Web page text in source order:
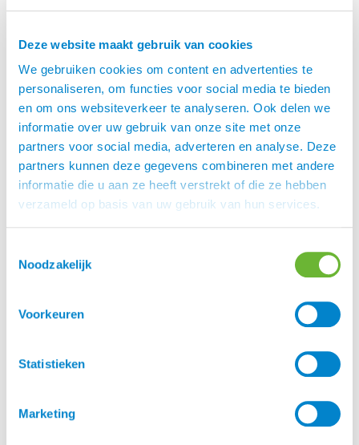
Deze website maakt gebruik van cookies
We gebruiken cookies om content en advertenties te
personaliseren, om functies voor social media te bieden
en om ons websiteverkeer te analyseren. Ook delen we
informatie over uw gebruik van onze site met onze
partners voor social media, adverteren en analyse. Deze
partners kunnen deze gegevens combineren met andere
informatie die u aan ze heeft verstrekt of die ze hebben
verzameld op basis van uw gebruik van hun services.
Noodzakelijk
Voorkeuren
Statistieken
Marketing
steeds minder een eczeemdeken op hoeft:
Ondersteuning met Happy Belly Solid voor een gezonde
[…]
De beste muggenspray voor je paard?
maneneczeem (SME), het voerbeleid is prima! Je paard
heeft geen overgewicht. Toch heeft je paard nog steeds